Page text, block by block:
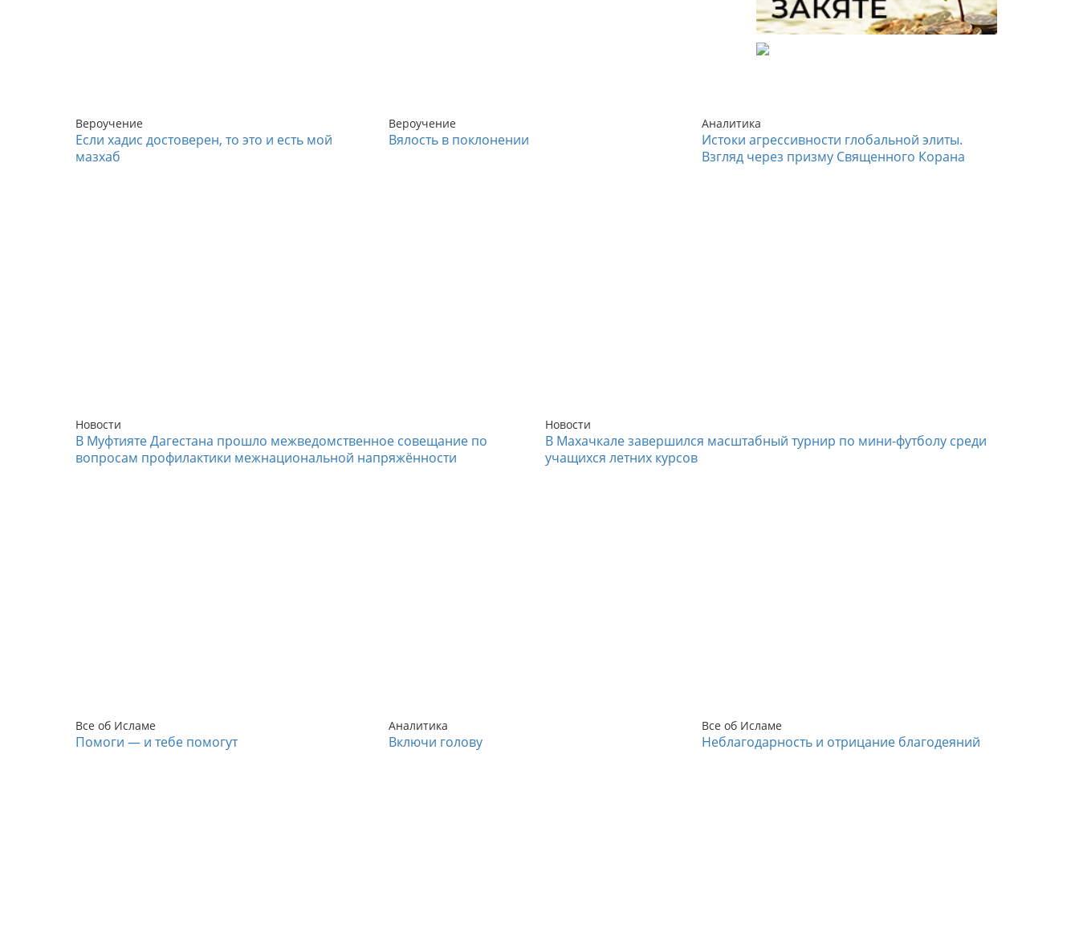
Вероучение
Если хадис достоверен, то это и есть мой
мазхаб
Вероучение
Вялость в поклонении
Аналитика
Истоки агрессивности глобальной элиты.
Взгляд через призму Священного Корана
Новости
В Муфтияте Дагестана прошло межведомственное совещание по
вопросам профилактики межнациональной напряжённости
Новости
В Махачкале завершился масштабный турнир по мини-футболу среди
учащихся летних курсов
Все об Исламе
Помоги — и тебе помогут
Аналитика
Включи голову
Все об Исламе
Неблагодарность и отрицание благодеяний